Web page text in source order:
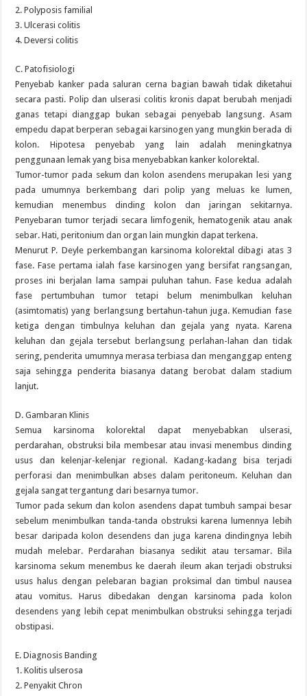
2. Polyposis familial
3. Ulcerasi colitis
4. Deversi colitis
C. Patofisiologi
Penyebab kanker pada saluran cerna bagian bawah tidak diketahui
secara pasti. Polip dan ulserasi colitis kronis dapat berubah menjadi
ganas tetapi dianggap bukan sebagai penyebab langsung. Asam
empedu dapat berperan sebagai karsinogen yang mungkin berada di
kolon. Hipotesa penyebab yang lain adalah meningkatnya
penggunaan lemak yang bisa menyebabkan kanker kolorektal.
Tumor-tumor pada sekum dan kolon asendens merupakan lesi yang
pada umumnya berkembang dari polip yang meluas ke lumen,
kemudian menembus dinding kolon dan jaringan sekitarnya.
Penyebaran tumor terjadi secara limfogenik, hematogenik atau anak
sebar. Hati, peritonium dan organ lain mungkin dapat terkena.
Menurut P. Deyle perkembangan karsinoma kolorektal dibagi atas 3
fase. Fase pertama ialah fase karsinogen yang bersifat rangsangan,
proses ini berjalan lama sampai puluhan tahun. Fase kedua adalah
fase pertumbuhan tumor tetapi belum menimbulkan keluhan
(asimtomatis) yang berlangsung bertahun-tahun juga. Kemudian fase
ketiga dengan timbulnya keluhan dan gejala yang nyata. Karena
keluhan dan gejala tersebut berlangsung perlahan-lahan dan tidak
sering, penderita umumnya merasa terbiasa dan menganggap enteng
saja sehingga penderita biasanya datang berobat dalam stadium
lanjut.
D. Gambaran Klinis
Semua karsinoma kolorektal dapat menyebabkan ulserasi,
perdarahan, obstruksi bila membesar atau invasi menembus dinding
usus dan kelenjar-kelenjar regional. Kadang-kadang bisa terjadi
perforasi dan menimbulkan abses dalam peritoneum. Keluhan dan
gejala sangat tergantung dari besarnya tumor.
Tumor pada sekum dan kolon asendens dapat tumbuh sampai besar
sebelum menimbulkan tanda-tanda obstruksi karena lumennya lebih
besar daripada kolon desendens dan juga karena dindingnya lebih
mudah melebar. Perdarahan biasanya sedikit atau tersamar. Bila
karsinoma sekum menembus ke daerah ileum akan terjadi obstruksi
usus halus dengan pelebaran bagian proksimal dan timbul nausea
atau vomitus. Harus dibedakan dengan karsinoma pada kolon
desendens yang lebih cepat menimbulkan obstruksi sehingga terjadi
obstipasi.
E. Diagnosis Banding
1. Kolitis ulserosa
2. Penyakit Chron